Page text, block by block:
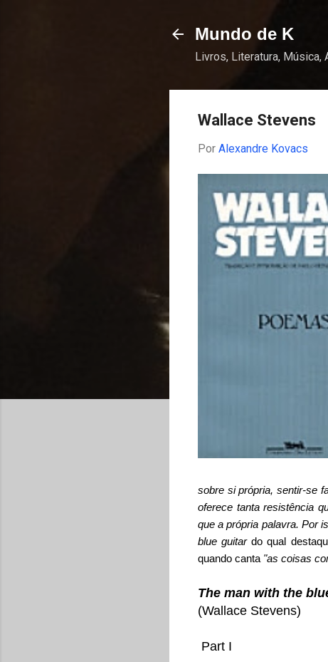
Mundo de K
Livros, Literatura, Música,
Wallace Stevens
Por Alexandre Kovacs
sobre si própria, sentir-se
oferece tanta resistência
que a própria palavra. Por
blue guitardo qual
quando canta "as coisas
The man with the
(Wallace Stevens)
Part I